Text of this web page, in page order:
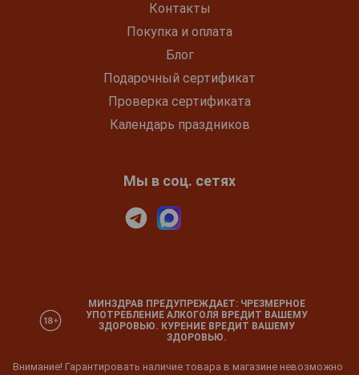
Контакты
Покупка и оплата
Блог
Подарочный сертификат
Проверка сертификата
Календарь праздников
Мы в соц. сетях
МИНЗДРАВ ПРЕДУПРЕЖДАЕТ: ЧРЕЗМЕРНОЕ
УПОТРЕБЛЕНИЕ АЛКОГОЛЯ ВРЕДИТ ВАШЕМУ
ЗДОРОВЬЮ. КУРЕНИЕ ВРЕДИТ ВАШЕМУ
ЗДОРОВЬЮ.
Внимание! Гарантировать наличие товара в магазине невозможно